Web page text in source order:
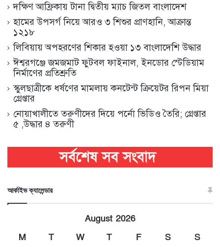
দক্ষিণ আফ্রিকায় টানা দ্বিতীয় ম্যাচ জিতল বাংলাদেশ
হামের উপসর্গ নিয়ে আরও ৩ শিশুর প্রাণহানি, আক্রান্ত
১২১৮
লিবিয়ায় অপহরণের শিকার হওয়া ১৩ বাংলাদেশি উদ্ধার
ঈশ্বরগঞ্জে জমজমাট ফুটবল ফাইনাল, ইনডোর স্টেডিয়াম
নির্মাণের প্রতিশ্রুতি
স্কুলছাত্রীকে ধর্ষণের মামলায় কনটেন্ট ক্রিয়েটর রিপন মিয়া
গ্রেপ্তার
নোয়াখালীতে তরুণীদের দিয়ে পর্নো ভিডিও তৈরি; গ্রেপ্তার
৫ ,উদ্ধার ৪ তরুণী
আর্কাইভ ক্যালেন্ডার
August 2026
M
T W T F S S